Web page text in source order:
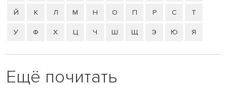
Й К Л М Н О П Р С Т
У Ф Х Ц Ч Ш Щ Э Ю Я
Ещё почитать